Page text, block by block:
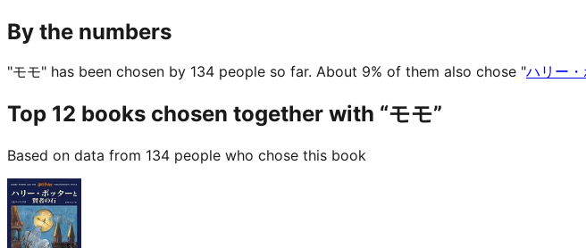
By the numbers
"モモ" has been chosen by 134 people so far. About 9% of them also chose "ハリー
Top 12 books chosen together with “モモ”
Based on data from 134 people who chose this book